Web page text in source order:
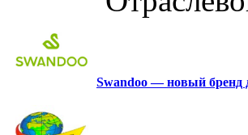
Swandoo — новый бренд